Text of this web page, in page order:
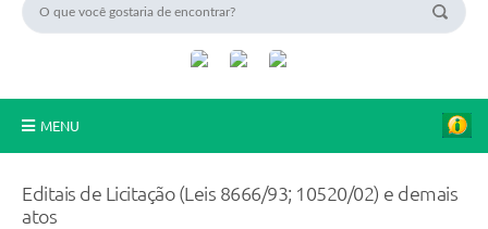
MENU
Poder Executivo
Editais de Licitação (Leis 8666/93; 10520/02) e demais
atos